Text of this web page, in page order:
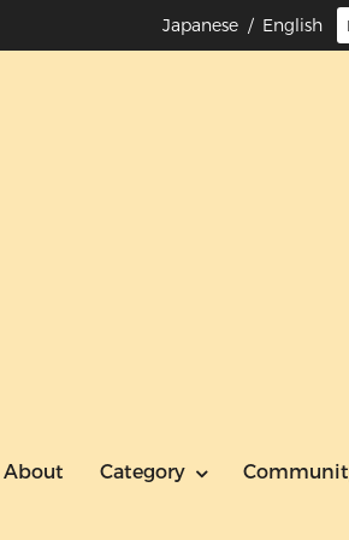
Japanese / English
About Category